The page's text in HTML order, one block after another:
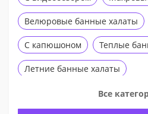
Велюровые банные халаты
С капюшоном Теплые
Летние банные халаты
Вафельные банные халаты
Все